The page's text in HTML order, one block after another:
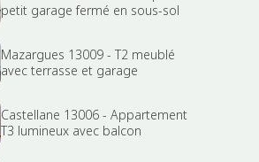
petit garage fermé en sous-sol
Mazargues 13009 - T2 meublé
avec terrasse et garage
Castellane 13006 - Appartement
T3 lumineux avec balcon